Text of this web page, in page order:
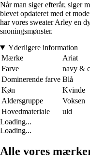
Når man siger efterår, siger
blevet opdateret med et
har vores sweater Arley en
snoningsmønster.
Yderligere information
Mærke
Ariat
Farve
navy &
Dominerende farve Blå
Køn
Kvinde
Aldersgruppe
Voksen
Hovedmateriale
uld
Loading...
Loading...
Alle vores